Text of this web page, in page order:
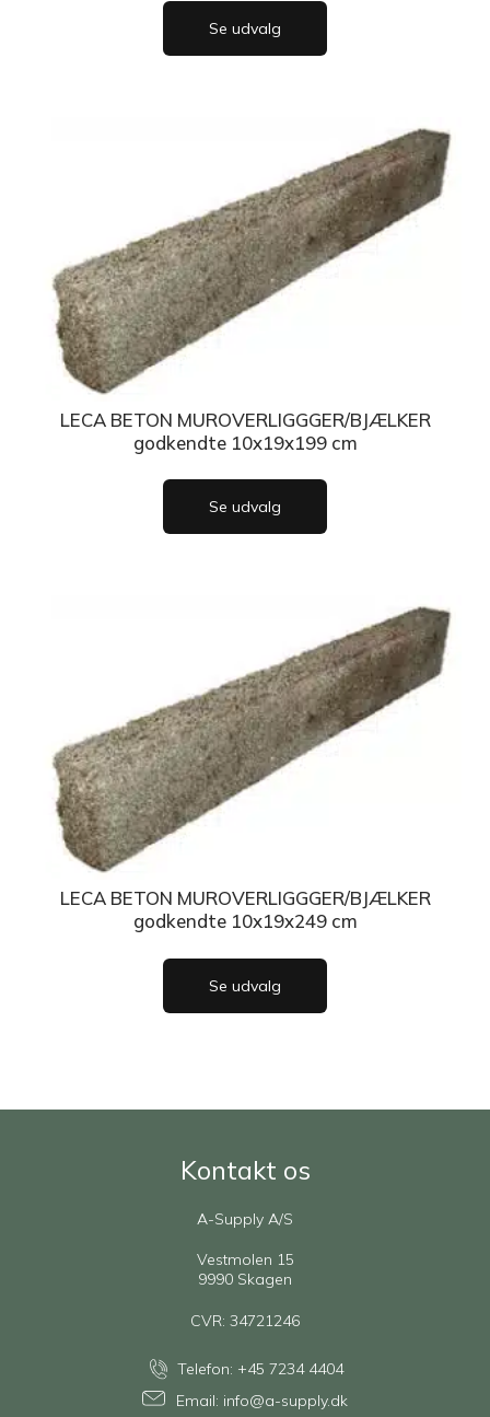
Se udvalg
LECA BETON MUROVERLIGGGER/BJÆLKER
godkendte 10x19x199 cm
Se udvalg
LECA BETON MUROVERLIGGGER/BJÆLKER
godkendte 10x19x249 cm
Se udvalg
Kontakt os
A-Supply A/S
Vestmolen 15
9990 Skagen
CVR: 34721246
Telefon: +45 7234 4404
Email: info@a-supply.dk